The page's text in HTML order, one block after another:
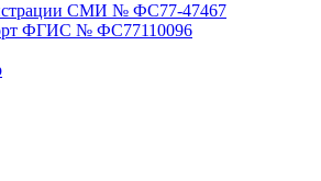
СМИ № ФС77-47467
ФГИС № ФС77110096